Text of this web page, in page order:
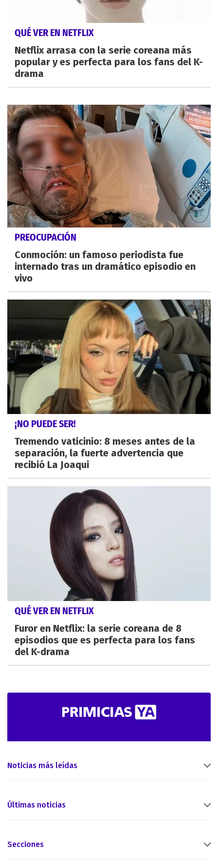
QUÉ VER EN NETFLIX
Netflix arrasa con la serie coreana más
popular y es perfecta para los fans del K-
drama
PREOCUPACIÓN
Conmoción: un famoso periodista fue
internado tras un dramático episodio en
vivo
¡NO PUEDE SER!
Tremendo vaticinio: 8 meses antes de la
separación, la fuerte advertencia que
recibió La Joaqui
QUÉ VER EN NETFLIX
Furor en Netflix: la serie coreana de 8
episodios que es perfecta para los fans
del K-drama
Noticias más leídas
Últimas noticias
Secciones